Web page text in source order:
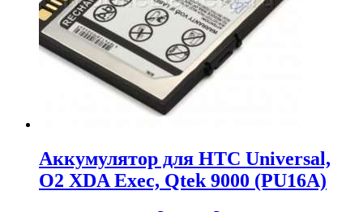
Аккумулятор для HTC Universal,
O2 XDA Exec, Qtek 9000 (PU16A)